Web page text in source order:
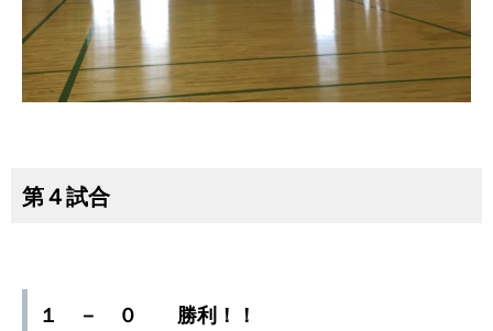
第４試合
１ － ０ 勝利！！